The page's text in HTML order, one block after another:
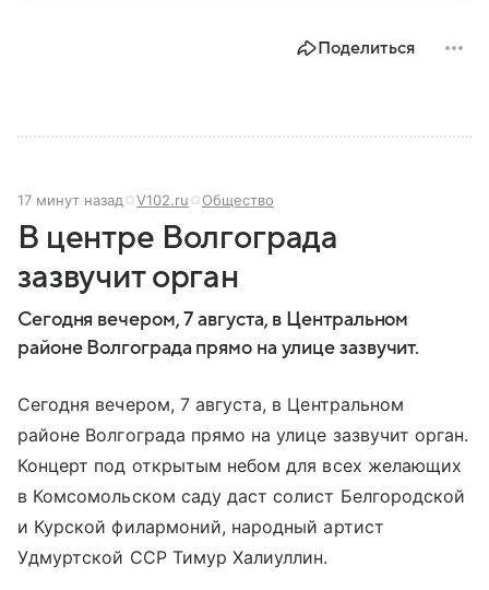
Поделиться
17 минут назад V102.ru Общество
В центре Волгограда
зазвучит орган
Сегодня вечером, 7 августа, в Центральном
районе Волгограда прямо на улице зазвучит.
Сегодня вечером, 7 августа, в Центральном
районе Волгограда прямо на улице зазвучит орган.
Концерт под открытым небом для всех желающих
в Комсомольском саду даст солист Белгородской
и Курской филармоний, народный артист
Удмуртской ССР Тимур Халиуллин.